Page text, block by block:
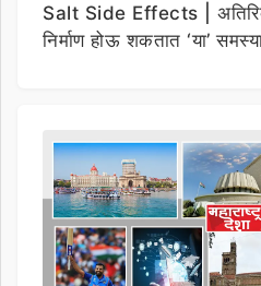
Salt Side Effects |
निर्माण होऊ शकतात ‘या’